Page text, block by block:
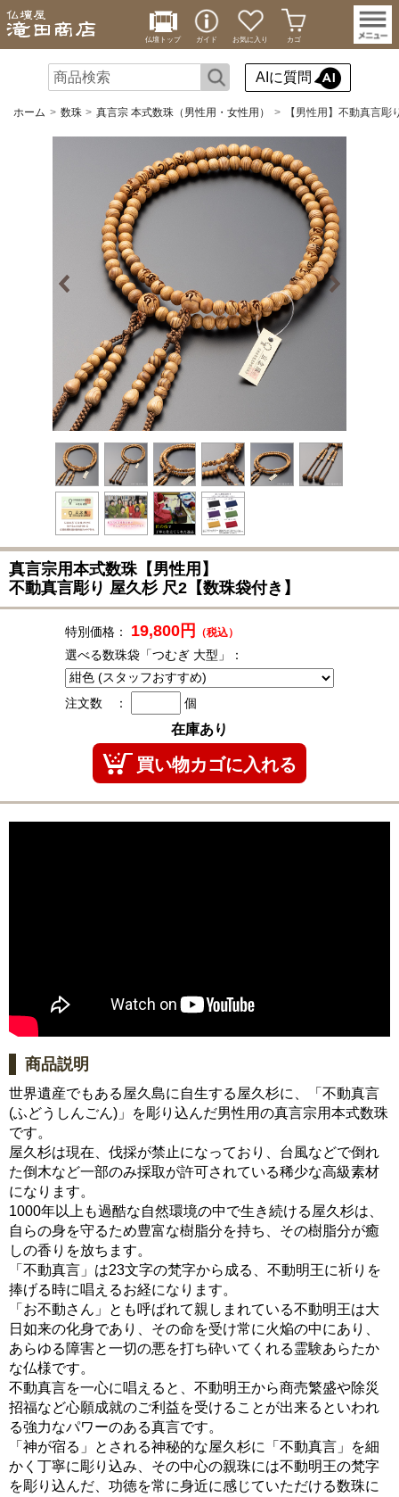
仏壇トップ ガイド お気に入り カゴ
AIに質問
ホーム 数珠 真言宗 本式数珠（男性用・女性用） 【男性用】不動真言彫
真言宗用本式数珠 【男性用】
不動真言彫り 屋久杉 尺2【数珠袋付き】
特別価格： 19,800円 （税込）
選べる数珠袋「つむぎ 大型」：
注文数 ： 個
在庫あり
商品説明
世界遺産でもある屋久島に自生する屋久杉に、「不動真言
(ふどうしんごん)」を彫り込んだ男性用の真言宗用本式数珠
です。
屋久杉は現在、伐採が禁止になっており、台風などで倒れ
た倒木など一部のみ採取が許可されている稀少な高級素材
になります。
1000年以上も過酷な自然環境の中で生き続ける屋久杉は、
自らの身を守るため豊富な樹脂分を持ち、その樹脂分が癒
しの香りを放ちます。
「不動真言」は23文字の梵字から成る、不動明王に祈りを
捧げる時に唱えるお経になります。
「お不動さん」とも呼ばれて親しまれている不動明王は大
日如来の化身であり、その命を受け常に火焔の中にあり、
あらゆる障害と一切の悪を打ち砕いてくれる霊験あらたか
な仏様です。
不動真言を一心に唱えると、不動明王から商売繁盛や除災
招福など心願成就のご利益を受けることが出来るといわれ
る強力なパワーのある真言です。
「神が宿る」とされる神秘的な屋久杉に「不動真言」を細
かく丁寧に彫り込み、その中心の親珠には不動明王の梵字
を彫り込んだ、功徳を常に身近に感じていただける数珠に